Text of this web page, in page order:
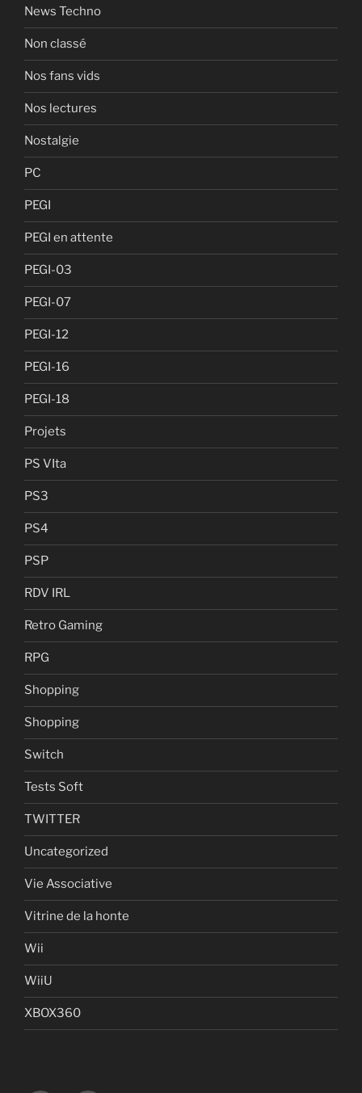
News Techno
Non classé
Nos fans vids
Nos lectures
Nostalgie
PC
PEGI
PEGI en attente
PEGI-03
PEGI-07
PEGI-12
PEGI-16
PEGI-18
Projets
PS VIta
PS3
PS4
PSP
RDV IRL
Retro Gaming
RPG
Shopping
Shopping
Switch
Tests Soft
TWITTER
Uncategorized
Vie Associative
Vitrine de la honte
Wii
WiiU
XBOX360